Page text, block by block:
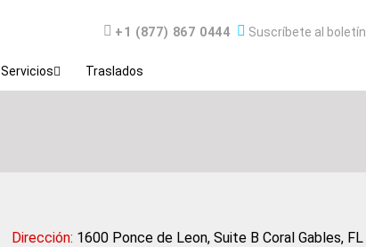
Teléfono
+1 (877) 867 0444 Boletín de novedades
Suscríbete al boletín
Servicios Traslados
Dirección: 1600 Ponce de Leon, Suite B Coral Gables, FL